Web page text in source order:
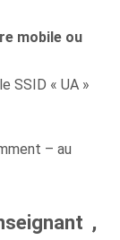
mobile ou
SSID « UA »
– au
,